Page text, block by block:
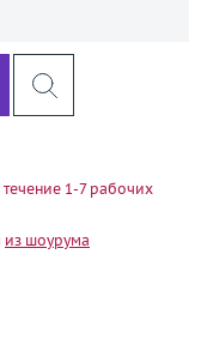
течение 1-7 рабочих
из шоурума